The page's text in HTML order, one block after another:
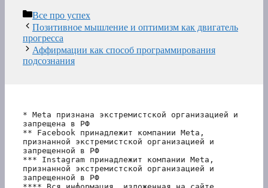
Рубрики
Все про успех
Позитивное мышление и оптимизм как двигатель
прогресса
Аффирмации как способ программирования
подсознания
* Meta признана экстремистской организацией и
запрещена в РФ
** Facebook принадлежит компании Meta,
признанной экстремистской организацией и
запрещенной в РФ
*** Instagram принадлежит компании Meta,
признанной экстремистской организацией и
запрещенной в РФ